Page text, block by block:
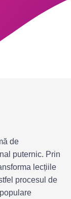
de
puternic. Prin
lecțiile
procesul de